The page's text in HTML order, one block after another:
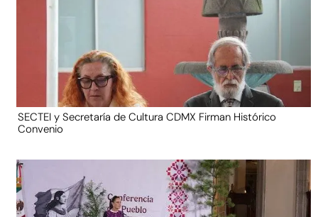
SECTEI y Secretaría de Cultura CDMX Firman Histórico
Convenio